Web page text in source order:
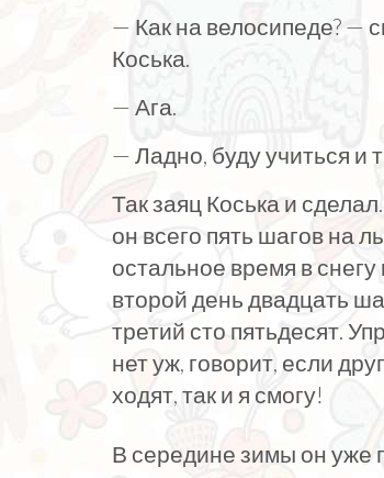
— Как на велосипеде? —
Коська.
— Ага.
— Ладно, буду учиться и
Так заяц Коська и
он всего пять шагов на
остальное время в
второй день двадцать
третий сто пятьдесят.
нет уж, говорит, если
ходят, так и я смогу!
В середине зимы он уже